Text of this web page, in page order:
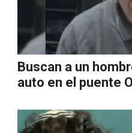
Buscan a un
auto en el puente